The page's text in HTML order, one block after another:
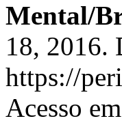
Mental/
18, 2016.
https://
Acesso